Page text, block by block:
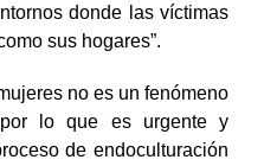
donde las víctimas
sus hogares”.
no es un fenómeno
lo que es urgente y
de endoculturación